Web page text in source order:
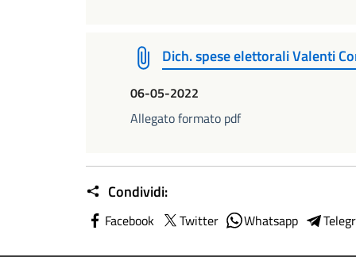
Dich. spese elettorali Valenti
06-05-2022
Allegato formato pdf
Condividi:
Facebook Twitter Whatsapp